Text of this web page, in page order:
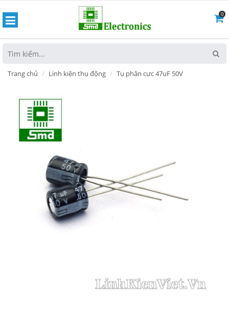
0
Trang chủ Linh kiện thụ động Tụ phân cực 47uF 50V